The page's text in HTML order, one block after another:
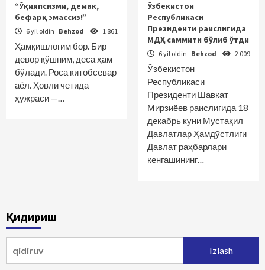
“Ўқияпсизми, демак,
бефарқ эмассиз!”
6 yil oldin Behzod 1 861
Ҳамқишлоғим бор. Бир
девор қўшним, деса ҳам
бўлади. Роса китобсевар
аёл. Ҳовли четида
ҳужраси —…
Ўзбекистон
Республикаси
Президенти раислигида
МДҲ саммити бўлиб ўтди
6 yil oldin Behzod 2 009
Ўзбекистон
Республикаси
Президенти Шавкат
Мирзиёев раислигида 18
декабрь куни Мустақил
Давлатлар Ҳамдўстлиги
Давлат раҳбарлари
кенгашининг…
Қидириш